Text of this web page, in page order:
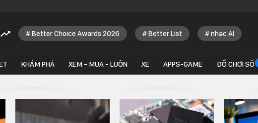
Better Choice Awards 2026 Better List nhạc AI
KHÁM PHÁ XEM - MUA - LUÔN XE APPS-GAME ĐỒ CHƠI SỐ